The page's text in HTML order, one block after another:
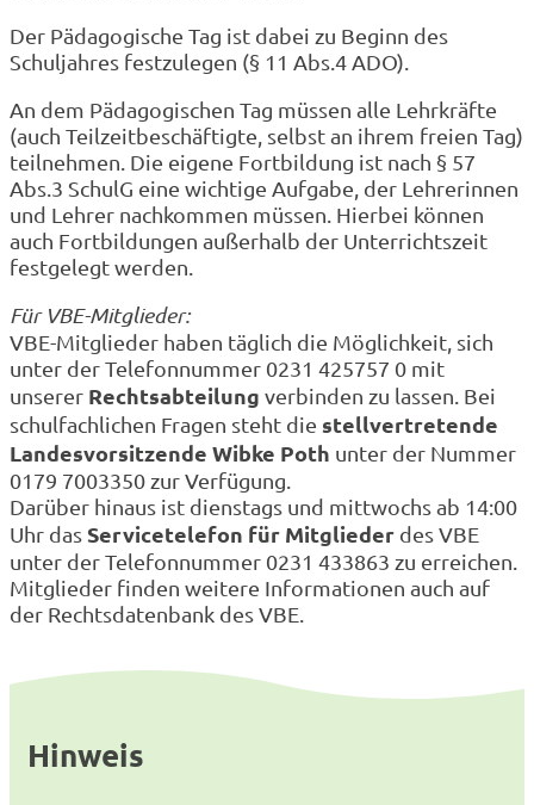
Der Pädagogische Tag ist dabei zu Beginn des
Schuljahres festzulegen (§ 11 Abs.4 ADO).
An dem Pädagogischen Tag müssen alle Lehrkräfte
(auch Teilzeitbeschäftigte, selbst an ihrem freien Tag)
teilnehmen. Die eigene Fortbildung ist nach § 57
Abs.3 SchulG eine wichtige Aufgabe, der Lehrerinnen
und Lehrer nachkommen müssen. Hierbei können
auch Fortbildungen außerhalb der Unterrichtszeit
festgelegt werden.
Für VBE-Mitglieder:
VBE-Mitglieder haben täglich die Möglichkeit, sich
unter der Telefonnummer 0231 425757 0 mit
unserer Rechtsabteilung verbinden zu lassen. Bei
schulfachlichen Fragen steht die stellvertretende
Landesvorsitzende Wibke Poth unter der Nummer
0179 7003350 zur Verfügung.
Darüber hinaus ist dienstags und mittwochs ab 14:00
Uhr das Servicetelefon für Mitglieder des VBE
unter der Telefonnummer 0231 433863 zu erreichen.
Mitglieder finden weitere Informationen auch auf
der Rechtsdatenbank des VBE.
Hinweis